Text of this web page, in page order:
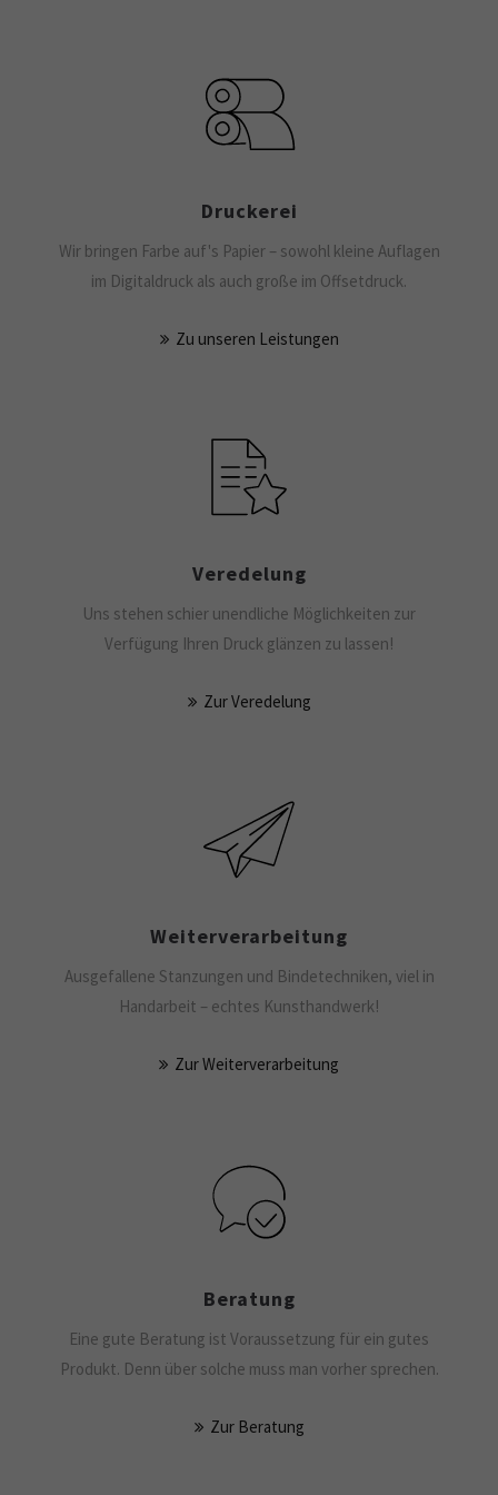
Druckerei
Wir bringen Farbe auf's Papier – sowohl kleine Auflagen
im Digitaldruck als auch große im Offsetdruck.
Zu unseren Leistungen
Veredelung
Uns stehen schier unendliche Möglichkeiten zur
Verfügung Ihren Druck glänzen zu lassen!
Zur Veredelung
Weiter­verarbeitung
Ausgefallene Stanzungen und Bindetechniken, viel in
Handarbeit – echtes Kunsthandwerk!
Zur Weiterverarbeitung
Beratung
Eine gute Beratung ist Vor­aussetzung für ein gutes
Produkt. Denn über solche muss man vorher sprechen.
Zur Beratung